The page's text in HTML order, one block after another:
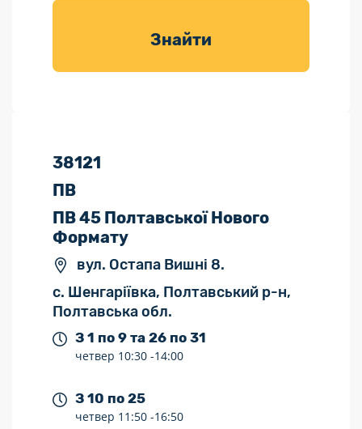
товарів для
Знайти
38121
ПВ
ПВ 45 Полтавської Нового
Формату
вул. Остапа Вишні 8.
с. Шенгаріївка, Полтавський р-н,
Полтавська обл.
З 1 по 9 та 26 по 31
четвер 10:30 -14:00
З 10 по 25
четвер 11:50 -16:50